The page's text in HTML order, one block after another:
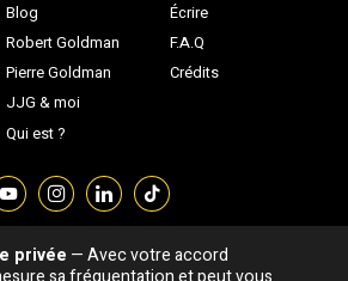
Blog
Robert Goldman
Pierre Goldman
JJG & moi
Qui est ?
Écrire
F.A.Q
Crédits
vie" © Depuis 1997 - Tous droits réservés |
privée — Avec votre accord